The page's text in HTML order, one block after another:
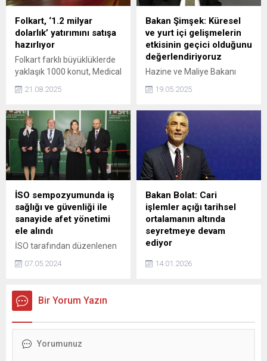
Folkart, ‘1.2 milyar
dolarlık’ yatırımını satışa
hazırlıyor
Folkart farklı büyüklüklerde
yaklaşık 1000 konut, Medical
bir otel, bu otele bağlı
rezidans kulesi, geniş ticari
alanlar, modern bir ofis
kulesi bulunan 1.2 milyar
dolarlık yatırımı ORİON
Projesi'ni satışa hazırlıyor.
Projenin lansmanının kasım
ya da aralık ayında yapılması
planlanıyor.
21.08.2025
Bakan Şimşek: Küresel
ve yurt içi gelişmelerin
etkisinin geçici olduğunu
değerlendiriyoruz
Hazine ve Maliye Bakanı
Dezenflasyonu
politikalarımız sayesinde
son dönemde yaşanan
küresel ve yurt içi
gelişmelerin etkisinin geçici
olduğunu değerlendiriyoruz
dedi.
19.05.2025
İSO sempozyumunda iş
sağlığı ve güvenliği ile
sanayide afet yönetimi
ele alındı
İSO tarafından düzenlenen
Güvenliği Sempozyumu’nda
sağlığı ve güvenliği ile
sanayide afet yönetimi
07.05.2024
Bakan Bolat: Cari
işlemler açığı tarihsel
ortalamanın altında
seyretmeye devam
ediyor
Cari işlemler açığı tarihsel
14.01.2026
Bir Yorum Yazın